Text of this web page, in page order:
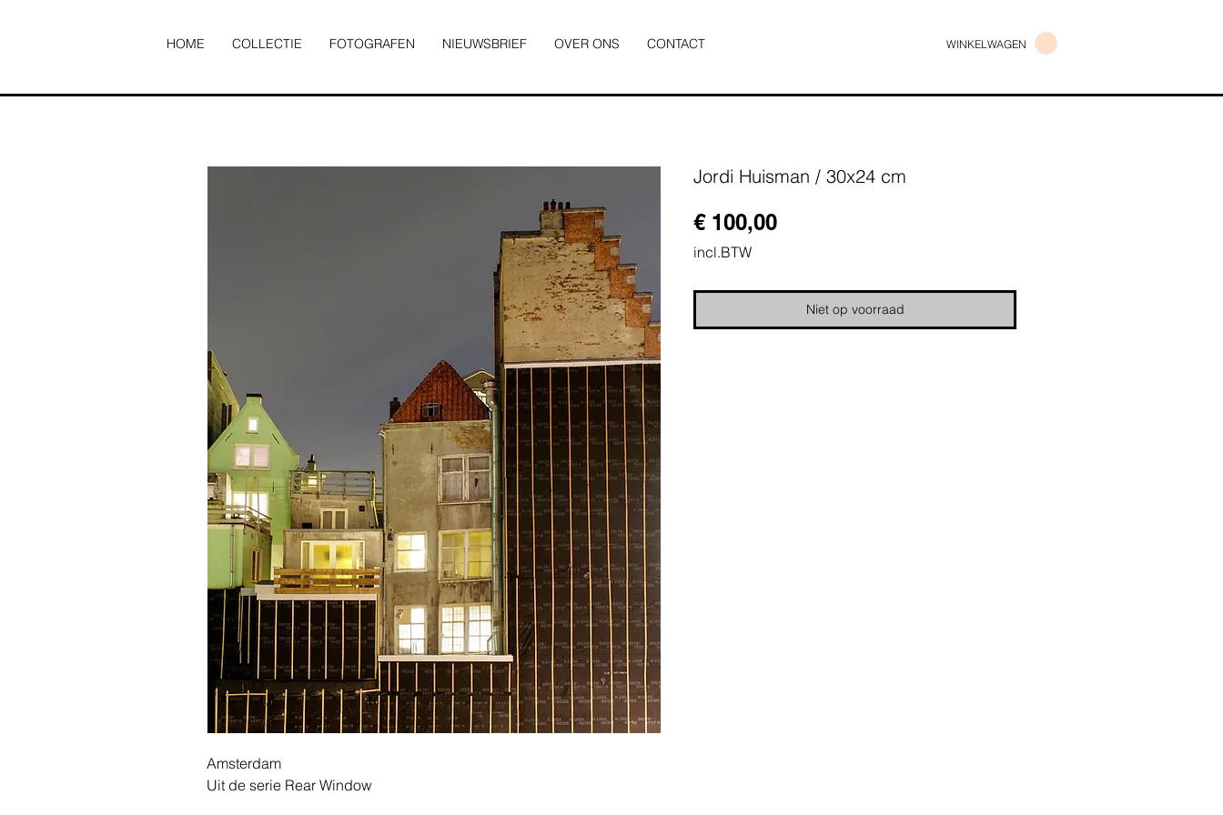
HOME COLLECTIE FOTOGRAFEN NIEUWSBRIEF OVER ONS CONTACT WINKELWAGEN
Amsterdam
Uit de serie Rear Window
Jordi Huisman / 30x24 cm
€ 100,00Prijs
incl.BTW
Niet op voorraad